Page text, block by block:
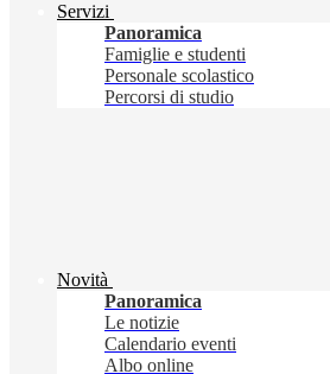
Servizi
Panoramica
Famiglie e studenti
Personale scolastico
Percorsi di studio
Novità
Panoramica
Le notizie
Calendario eventi
Albo online